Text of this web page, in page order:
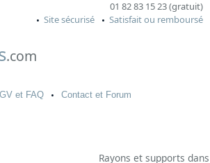
01 82 83 15 23 (gratuit)
Site sécurisé
Satisfait ou remboursé
.com
et FAQ Contactet Forum
Rayons et supports dans